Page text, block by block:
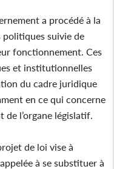
a procédé à la
suivie de
fonctionnement. Ces
et institutionnelles
du cadre juridique
en ce qui concerne
l’organe législatif.
de loi vise à
à se substituer à